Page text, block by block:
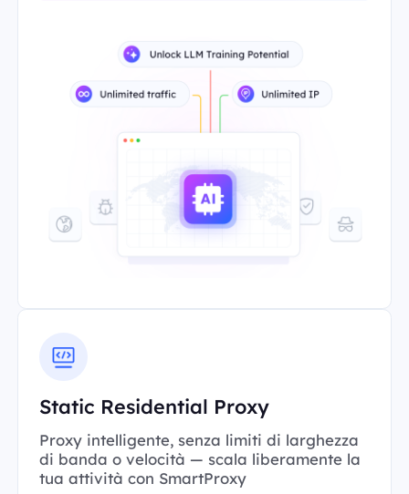
Static Residential Proxy
Proxy intelligente, senza limiti di larghezza
di banda o velocità — scala liberamente la
tua attività con SmartProxy